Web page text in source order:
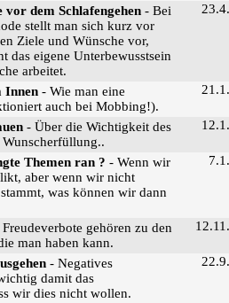
dem Schlafengehen - Bei
stellt man sich kurz vor
Ziele und Wünsche vor,
das eigene Unterbewusstsein
arbeitet.
Innen - Wie man eine
auch bei Mobbing!).
- Über die Wichtigkeit des
Themen ran ? - Wenn wir
aber wenn wir nicht
was können wir dann
Freudeverbote gehören zu den
man haben kann.
- Negatives
damit das
wir dies nicht wollen.